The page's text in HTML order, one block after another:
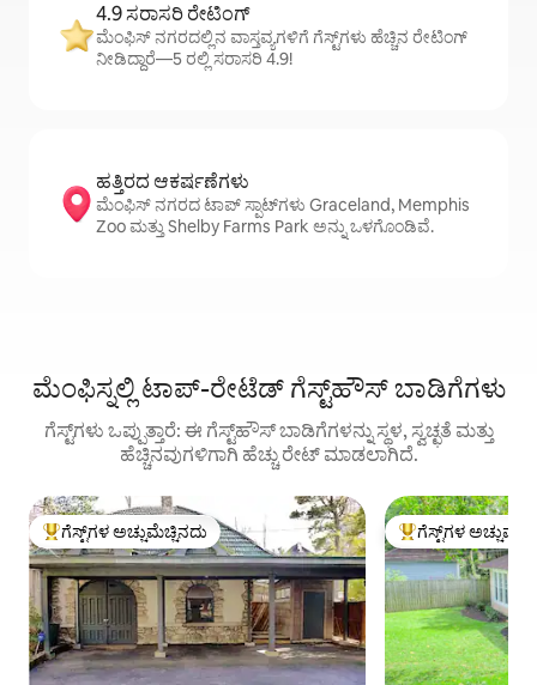
4.9 ಸರಾಸರಿ ರೇಟಿಂಗ್
ಮೆಂಫಿಸ್ ನಗರದಲ್ಲಿನ ವಾಸ್ತವ್ಯಗಳಿಗೆ ಗೆಸ್ಟ್‌ಗಳು ಹೆಚ್ಚಿನ ರೇಟಿಂಗ್
ನೀಡಿದ್ದಾರೆ—5 ರಲ್ಲಿ ಸರಾಸರಿ 4.9!
ಹತ್ತಿರದ ಆಕರ್ಷಣೆಗಳು
ಮೆಂಫಿಸ್ ನಗರದ ಟಾಪ್ ಸ್ಪಾಟ್‌ಗಳು Graceland, Memphis
Zoo ಮತ್ತು Shelby Farms Park ಅನ್ನು ಒಳಗೊಂಡಿವೆ.
ಮೆಂಫಿಸ್ನಲ್ಲಿ ಟಾಪ್-ರೇಟೆಡ್ ಗೆಸ್ಟ್‌ಹೌಸ್ ಬಾಡಿಗೆಗಳು
ಗೆಸ್ಟ್‌ಗಳು ಒಪ್ಪುತ್ತಾರೆ: ಈ ಗೆಸ್ಟ್‌ಹೌಸ್ ಬಾಡಿಗೆಗಳನ್ನು ಸ್ಥಳ, ಸ್ವಚ್ಛತೆ ಮತ್ತು
ಹೆಚ್ಚಿನವುಗಳಿಗಾಗಿ ಹೆಚ್ಚು ರೇಟ್ ಮಾಡಲಾಗಿದೆ.
ಗೆಸ್ಟ್‌ಗಳಿಗೆ ಅತಿ ಹೆಚ್ಚು ಅಚ್ಚುಮೆಚ್ಚಿನದು
ಗೆಸ್ಟ್‌ಗಳ ಅಚ್ಚುಮೆಚ್ಚಿನದು ಗೆಸ್ಟ್‌ಗಳಿಗೆ ಅತಿ ಹೆಚ್ಚು
ಗೆಸ್ಟ್‌ಗಳ